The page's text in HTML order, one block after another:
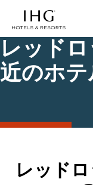
レッド
近のホテ
レッド